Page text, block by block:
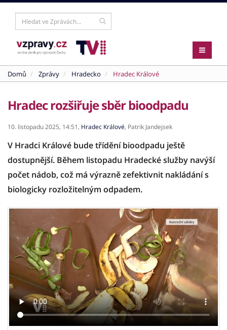
Domů Zprávy Hradecko Hradec Králové
Hradec rozšiřuje sběr bioodpadu
10. listopadu 2025, 14:51, Hradec Králové, Patrik Jandejsek
V Hradci Králové bude třídění bioodpadu ještě
dostupnější. Během listopadu Hradecké služby navýší
počet nádob, což má výrazně zefektivnit nakládání s
biologicky rozložitelným odpadem.